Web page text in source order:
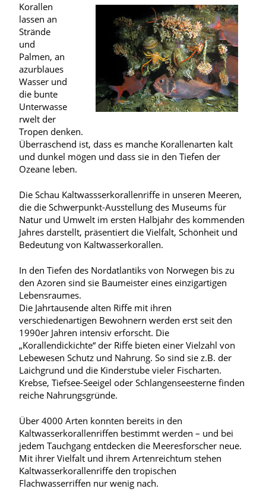
Korallen
lassen an
Strände
und
Palmen, an
azurblaues
Wasser und
die bunte
Unterwasse
rwelt der
Tropen denken.
Überraschend ist, dass es manche Korallenarten kalt
und dunkel mögen und dass sie in den Tiefen der
Ozeane leben.
Die Schau Kaltwassserkorallenriffe in unseren Meeren,
die die Schwerpunkt-Ausstellung des Museums für
Natur und Umwelt im ersten Halbjahr des kommenden
Jahres darstellt, präsentiert die Vielfalt, Schönheit und
Bedeutung von Kaltwasserkorallen.
In den Tiefen des Nordatlantiks von Norwegen bis zu
den Azoren sind sie Baumeister eines einzigartigen
Lebensraumes.
Die Jahrtausende alten Riffe mit ihren
verschiedenartigen Bewohnern werden erst seit den
1990er Jahren intensiv erforscht. Die
„Korallendickichte“ der Riffe bieten einer Vielzahl von
Lebewesen Schutz und Nahrung. So sind sie z.B. der
Laichgrund und die Kinderstube vieler Fischarten.
Krebse, Tiefsee-Seeigel oder Schlangenseesterne finden
reiche Nahrungsgründe.
Über 4000 Arten konnten bereits in den
Kaltwasserkorallenriffen bestimmt werden – und bei
jedem Tauchgang entdecken die Meeresforscher neue.
Mit ihrer Vielfalt und ihrem Artenreichtum stehen
Kaltwasserkorallenriffe den tropischen
Flachwasserriffen nur wenig nach.